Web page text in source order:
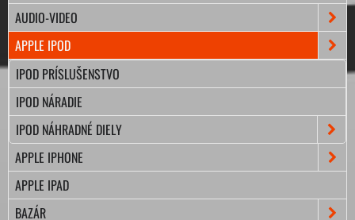
AUDIO-VIDEO
APPLE IPOD
IPOD PRÍSLUŠENSTVO
IPOD NÁRADIE
IPOD NÁHRADNÉ DIELY
APPLE IPHONE
APPLE IPAD
BAZÁR